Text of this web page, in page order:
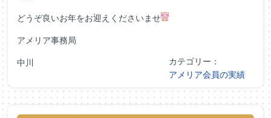
どうぞ良いお年をお迎えくださいませ
アメリア事務局
中川
カテゴリー：
アメリア会員の実績